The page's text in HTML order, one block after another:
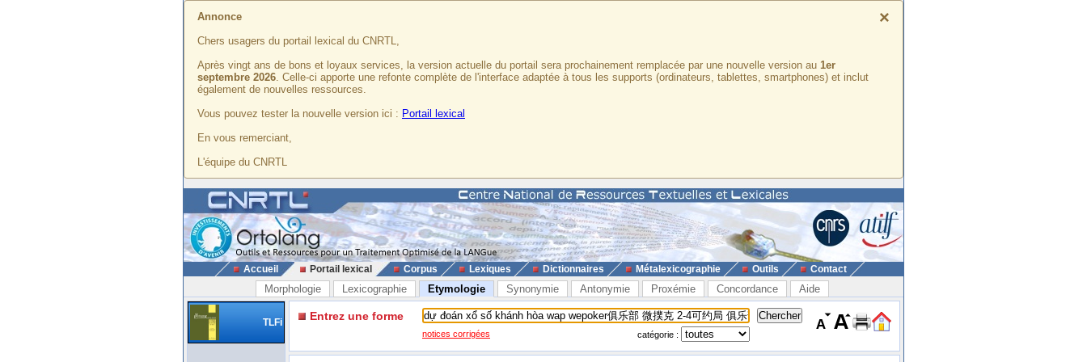
×
Annonce
Chers usagers du portail lexical du CNRTL,
Après vingt ans de bons et loyaux services, la version actuelle du portail sera prochainement remplacée par une nouvelle version au 1er
septembre 2026. Celle-ci apporte une refonte complète de l'interface adaptée à tous les supports (ordinateurs, tablettes, smartphones) et inclut
également de nouvelles ressources.
Vous pouvez tester la nouvelle version ici : Portail lexical
En vous remerciant,
L'équipe du CNRTL
Accueil Portail lexical Corpus Lexiques Dictionnaires Métalexicographie Outils Contact
Morphologie Lexicographie Etymologie Synonymie Antonymie Proxémie Concordance Aide
TLFi Entrez une forme
notices corrigées catégorie :